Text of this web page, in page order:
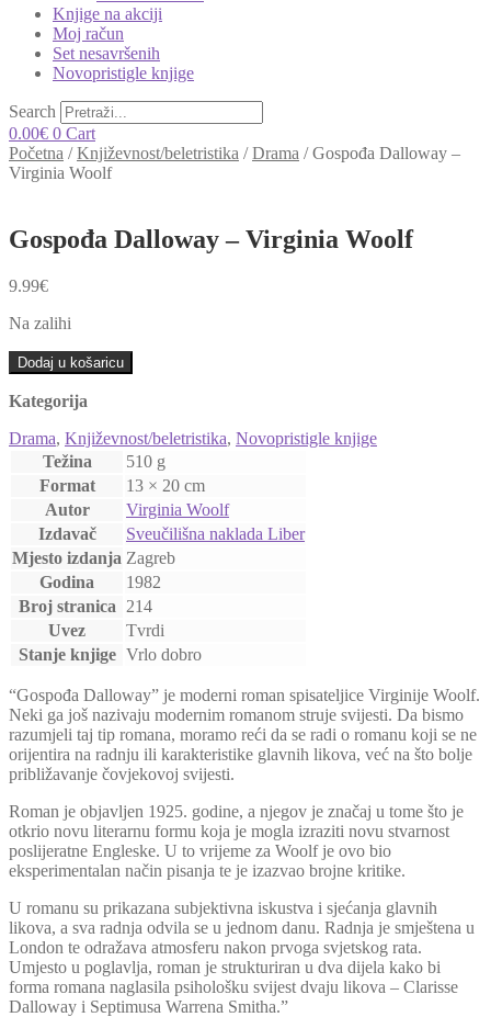
Knjige na akciji
Moj račun
Set nesavršenih
Novopristigle knjige
Search
0.00€ 0 Cart
Početna /Književnost/beletristika /Drama /Gospođa Dalloway –
Virginia Woolf
Gospođa Dalloway – Virginia Woolf
9.99€
Na zalihi
Gospođa
Dalloway
-
Woolf
količina
Dodaj u košaricu
Kategorija
Drama, Književnost/beletristika, Novopristigle knjige
Težina
510 g
Format
13 × 20 cm
Autor
Virginia Woolf
Izdavač
Sveučilišna naklada Liber
Mjesto izdanja Zagreb
Godina
1982
Broj stranica
214
Uvez
Tvrdi
Stanje knjige Vrlo dobro
“Gospođa Dalloway” je moderni roman spisateljice Virginije Woolf.
Neki ga još nazivaju modernim romanom struje svijesti. Da bismo
razumjeli taj tip romana, moramo reći da se radi o romanu koji se ne
orijentira na radnju ili karakteristike glavnih likova, već na što bolje
približavanje čovjekovoj svijesti.
Roman je objavljen 1925. godine, a njegov je značaj u tome što je
otkrio novu literarnu formu koja je mogla izraziti novu stvarnost
poslijeratne Engleske. U to vrijeme za Woolf je ovo bio
eksperimentalan način pisanja te je izazvao brojne kritike.
U romanu su prikazana subjektivna iskustva i sjećanja glavnih
likova, a sva radnja odvila se u jednom danu. Radnja je smještena u
London te odražava atmosferu nakon prvoga svjetskog rata.
Umjesto u poglavlja, roman je strukturiran u dva dijela kako bi
forma romana naglasila psihološku svijest dvaju likova – Clarisse
Dalloway i Septimusa Warrena Smitha.”